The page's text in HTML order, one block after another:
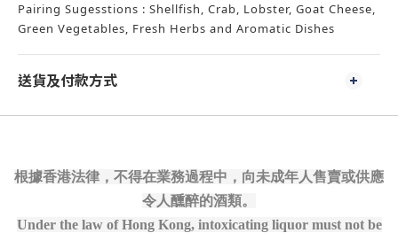
Pairing Sugesstions : Shellfish, Crab, Lobster, Goat Cheese,
Green Vegetables, Fresh Herbs and Aromatic Dishes
送貨及付款方式
根據香港法律，不得在業務過程中，向未成年人售賣或供應
令人醺醉的酒類。
Under the law of Hong Kong, intoxicating liquor must not be